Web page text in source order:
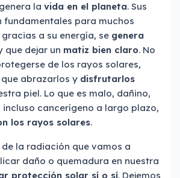
la vida en el planeta. Sus
fundamentales para muchos
a su energía, se genera
que dejar un matiz bien claro. No
de los rayos solares,
abrazarlos y disfrutarlos
piel. Lo que es malo, dañino,
incluso cancerígeno a largo plazo,
los rayos solares.
de la radiación que vamos a
daño o quemadura en nuestra
protección solar sí o sí. Dejemos